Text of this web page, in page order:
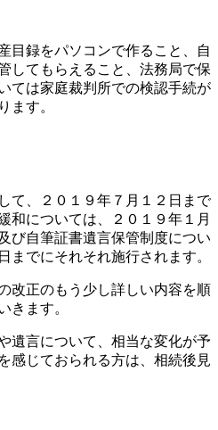
目録をパソコンで作ること、自
してもらえること、法務局で保
ては家庭裁判所での検認手続が
ます。
て、２０１９年７月１２日まで
和については、２０１９年１月
び自筆証書遺言保管制度につい
までにそれそれ施行されます。
改正のもう少し詳しい内容を順
きます。
遺言について、相当な変化が予
感じておられる方は、相続後見